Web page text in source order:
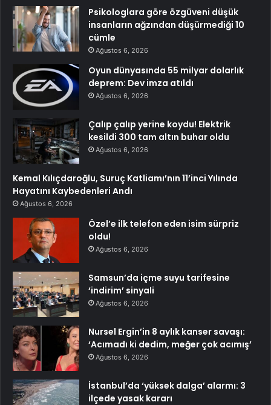
Psikologlara göre özgüveni düşük
insanların ağzından düşürmediği 10
cümle
Ağustos 6, 2026
Oyun dünyasında 55 milyar dolarlık
deprem: Dev imza atıldı
Ağustos 6, 2026
Çalıp çalıp yerine koydu! Elektrik
kesildi 300 tam altın buhar oldu
Ağustos 6, 2026
Kemal Kılıçdaroğlu, Suruç Katliamı’nın 11’inci Yılında
Hayatını Kaybedenleri Andı
Ağustos 6, 2026
Özel’e ilk telefon eden isim sürpriz
oldu!
Ağustos 6, 2026
Samsun’da içme suyu tarifesine
‘indirim’ sinyali
Ağustos 6, 2026
Nursel Ergin’in 8 aylık kanser savaşı:
‘Acımadı ki dedim, meğer çok acımış’
Ağustos 6, 2026
İstanbul’da ‘yüksek dalga’ alarmı: 3
ilçede yasak kararı